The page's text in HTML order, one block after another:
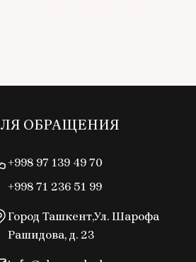
ОБРАЩЕНИЯ
+998 97 139 49 70
+998 71 236 51 99
Город Ташкент,Ул. Шарофа
Рашидова, д. 23